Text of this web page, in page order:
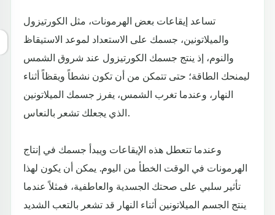
تساعد إيقاعات بعض الهرمونات، مثل الكورتيزول
والميلاتونين، جسمك على الاستعداد لموعد الاستيقاظ
والنوم، إذ ينتج جسمك الكورتيزول عند شروق الشمس
ليمنحك الطاقة؛ حتى تتمكن من أن تكون نشطاً ويقظاً أثناء
النهار، وعندما تغرب الشمس، يفرز جسمك الميلاتونين
الذي يجعلك تشعر بالنعاس.
وعندما تتعطل هذه الإيقاعات ويبدأ جسمك في إنتاج
الهرمونات في الوقت الخطأ من اليوم. يمكن أن يكون لهذا
تأثير سلبي على صحتك الجسدية والعاطفية، فمثلاً عندما
ينتج الجسم الميلاتونين أثناء النهار قد تشعر بالتعب الشديد